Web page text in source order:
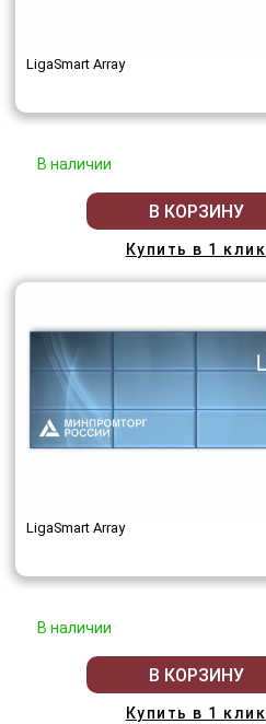
LigaSmart Array
В наличии
В КОРЗИНУ
Купить в 1 клик
LigaSmart Array
В наличии
В КОРЗИНУ
Купить в 1 клик